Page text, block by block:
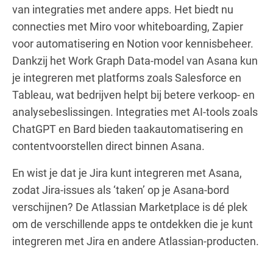
van integraties met andere apps. Het biedt nu
connecties met Miro voor whiteboarding, Zapier
voor automatisering en Notion voor kennisbeheer.
Dankzij het Work Graph Data-model van Asana kun
je integreren met platforms zoals Salesforce en
Tableau, wat bedrijven helpt bij betere verkoop- en
analysebeslissingen. Integraties met AI-tools zoals
ChatGPT en Bard bieden taakautomatisering en
contentvoorstellen direct binnen Asana.
En wist je dat je Jira kunt integreren met Asana,
zodat Jira-issues als ‘taken’ op je Asana-bord
verschijnen? De Atlassian Marketplace is dé plek
om de verschillende apps te ontdekken die je kunt
integreren met Jira en andere Atlassian-producten.